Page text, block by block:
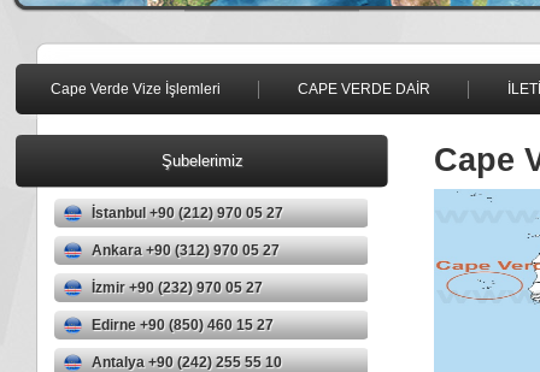
Cape Verde Vize İşlemleri CAPE VERDE DAİR
Şubelerimiz
İstanbul +90 (212) 970 05 27
Ankara +90 (312) 970 05 27
İzmir +90 (232) 970 05 27
Edirne +90 (850) 460 15 27
Antalya +90 (242) 255 55 10
Cape